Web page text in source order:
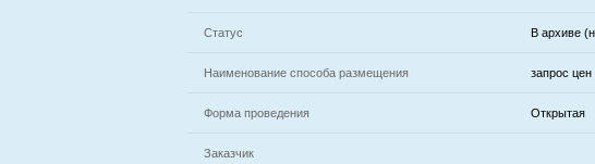
Статус В архиве
Наименование способа размещения запрос
Форма проведения Открытая
Заказчик